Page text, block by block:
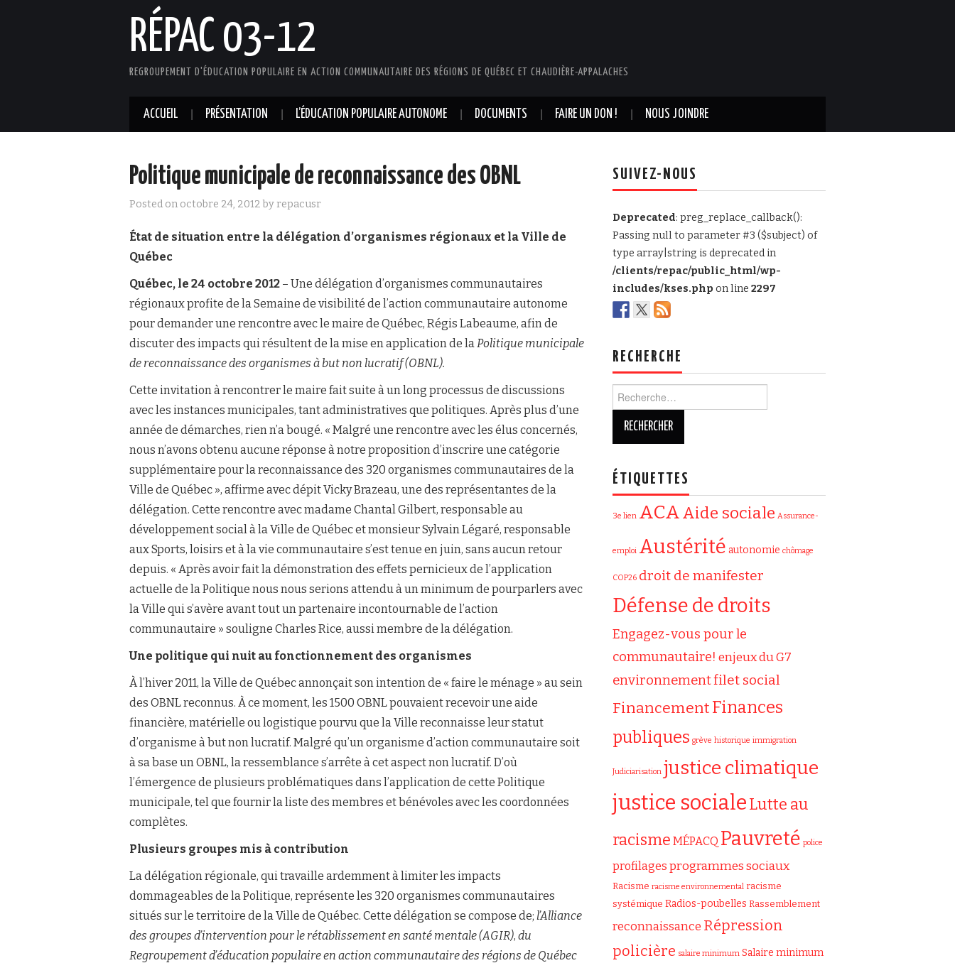
RÉPAC 03-12
REGROUPEMENT D'ÉDUCATION POPULAIRE EN ACTION COMMUNAUTAIRE DES RÉGIONS DE QUÉBEC ET CHAUDIÈRE-APPALACHES
ACCUEIL PRÉSENTATION L’ÉDUCATION POPULAIRE AUTONOME DOCUMENTS FAIRE UN DON ! NOUS JOINDRE
Politique municipale de reconnaissance des OBNL
Posted on octobre 24, 2012 byrepacusr
État de situation entre la délégation d’organismes régionaux et la Ville de
Québec
Québec, le 24 octobre 2012 – Une délégation d’organismes communautaires
régionaux profite de la Semaine de visibilité de l’action communautaire autonome
pour demander une rencontre avec le maire de Québec, Régis Labeaume, afin de
discuter des impacts qui résultent de la mise en application de laPolitique municipale
de reconnaissance des organismes à but non lucratif (OBNL).
Cette invitation à rencontrer le maire fait suite à un long processus de discussions
avec les instances municipales, tant administratives que politiques. Après plus d’une
année de démarches, rien n’a bougé. « Malgré une rencontre avec les élus concernés,
nous n’avons obtenu aucune réponse à notre proposition d’inscrire une catégorie
supplémentaire pour la reconnaissance des 320 organismes communautaires de la
Ville de Québec », affirme avec dépit Vicky Brazeau, une des représentantes de la
délégation. Cette rencontre avec madame Chantal Gilbert, responsable au
développement social à la Ville de Québec et monsieur Sylvain Légaré, responsable
aux Sports, loisirs et à la vie communautaire s’est tenue en juin, sans aucun retour
depuis. « Après avoir fait la démonstration des effets pernicieux de l’application
actuelle de la Politique nous nous serions attendu à un minimum de pourparlers avec
la Ville qui s’avère avant tout un partenaire incontournable de l’action
communautaire » souligne Charles Rice, aussi membre de la délégation.
Une politique qui nuit au fonctionnement des organismes
À l’hiver 2011, la Ville de Québec annonçait son intention de « faire le ménage » au sein
des OBNL reconnus. À ce moment, les 1500 OBNL pouvaient recevoir une aide
financière, matérielle ou logistique pourvu que la Ville reconnaisse leur statut
d’organisme à but non lucratif. Malgré qu’un organisme d’action communautaire soit
à sa base un OBNL, la ressemblance s’arrête à cet aspect non lucratif. D’où
l’émergence de plusieurs problématiques dans l’application de cette Politique
municipale, tel que fournir la liste des membres et bénévoles avec les coordonnées
complètes.
Plusieurs groupes mis à contribution
La délégation régionale, qui travaille ardemment à limiter les impacts
dommageables de la Politique, représente les 320 organismes communautaires
situés sur le territoire de la Ville de Québec. Cette délégation se compose de; l’Alliance
des groupes d’intervention pour le rétablissement en santé mentale (AGIR), du
Regroupement d’éducation populaire en action communautaire des régions de Québec
SUIVEZ-NOUS
Deprecated: preg_replace_callback():
Passing null to parameter #3 ($subject) of
type array|string is deprecated in
/clients/repac/public_html/wp-
includes/kses.php on line 2297
RECHERCHE
ÉTIQUETTES
3e lien ACAAide sociale Assurance-
emploi Austérité autonomie chômage
COP26 droit de manifester
Défense de droits
Engagez-vous pour le
communautaire! enjeux du G7
environnementfilet social
FinancementFinances
publiques grève historique immigration
Judiciarisation justice climatique
justice socialeLutte au
racisme MÉPACQ Pauvreté police
profilages programmes sociaux
Racisme racisme environnemental racisme
systémique Radios-poubelles Rassemblement
reconnaissance Répression
policière salaire minimum Salaire minimum